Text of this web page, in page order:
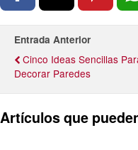
Entrada Anterior
Cinco Ideas Sencillas
Decorar Paredes
Artículos que